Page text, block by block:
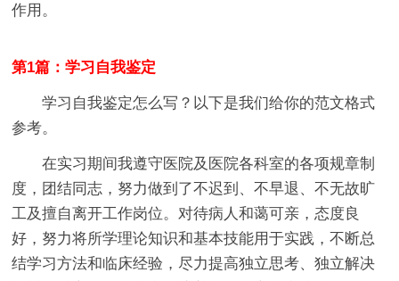
作用。
第1篇：学习自我鉴定
学习自我鉴定怎么写？以下是我们给你的范文格式
参考。
在实习期间我遵守医院及医院各科室的各项规章制
度，团结同志，努力做到了不迟到、不早退、不无故旷
工及擅自离开工作岗位。对待病人和蔼可亲，态度良
好，努力将所学理论知识和基本技能用于实践，不断总
结学习方法和临床经验，尽力提高独立思考、独立解决